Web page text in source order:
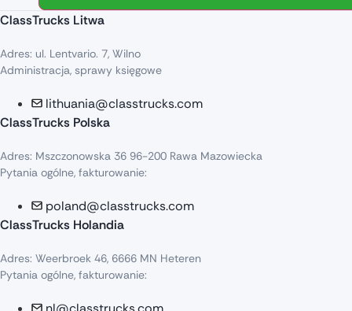
ClassTrucks Litwa
Adres: ul. Lentvario. 7, Wilno
Administracja, sprawy księgowe
lithuania@classtrucks.com
ClassTrucks Polska
Adres: Mszczonowska 36 96-200 Rawa Mazowiecka
Pytania ogólne, fakturowanie:
poland@classtrucks.com
ClassTrucks Holandia
Adres: Weerbroek 46, 6666 MN Heteren
Pytania ogólne, fakturowanie: